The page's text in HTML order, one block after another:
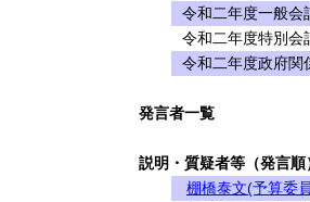
令和二年度一般会
令和二年度特別会
令和二年度政府関
発言者一覧
説明・質疑者等（発言順
棚橋泰文(予算委